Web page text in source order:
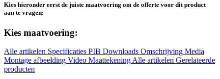
Kies hieronder eerst de juiste maatvoering om de offerte voor dit product
aan te vragen:
Kies maatvoering:
Alle artikelen Specificaties PIB Downloads Omschrijving Media
Montage afbeelding Video MaattekeningAlle artikelen Gerelateerde
producten